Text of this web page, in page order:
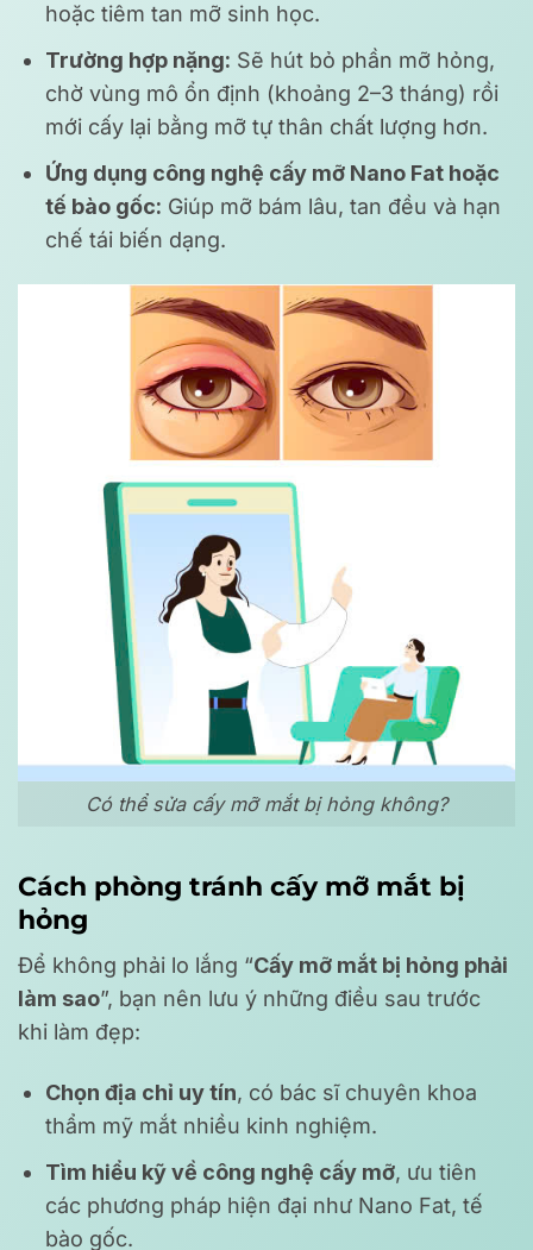
hoặc tiêm tan mỡ sinh học.
Trường hợp nặng: Sẽ hút bỏ phần mỡ hỏng,
chờ vùng mô ổn định (khoảng 2–3 tháng) rồi
mới cấy lại bằng mỡ tự thân chất lượng hơn.
Ứng dụng công nghệ cấy mỡ Nano Fat hoặc
tế bào gốc: Giúp mỡ bám lâu, tan đều và hạn
chế tái biến dạng.
Có thể sửa cấy mỡ mắt bị hỏng không?
Cách phòng tránh cấy mỡ mắt bị
hỏng
Để không phải lo lắng “Cấy mỡ mắt bị hỏng phải
làm sao”, bạn nên lưu ý những điều sau trước
khi làm đẹp:
Chọn địa chỉ uy tín, có bác sĩ chuyên khoa
thẩm mỹ mắt nhiều kinh nghiệm.
Tìm hiểu kỹ về công nghệ cấy mỡ, ưu tiên
các phương pháp hiện đại như Nano Fat, tế
bào gốc.